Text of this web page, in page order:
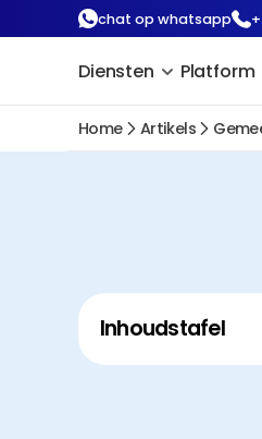
chat op whatsapp
Diensten Platform
Home Artikels
Inhoudstafel